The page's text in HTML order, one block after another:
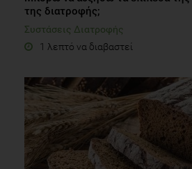
Κυρανάς Ε.,(2014) Οργανωμένα
λιπιδίων και φυσικών χρωστικών.
Duyff R., Κοΐδου Ε., (2014)
Τροφίμων και Διατροφής της
Εταιρείας Προσαρμοσμένο στον
Διατροφής. Θεσσαλονίκη: Εκδόσεις
της διατροφής;
Συστάσεις Διατροφής
1 λεπτό να διαβαστεί